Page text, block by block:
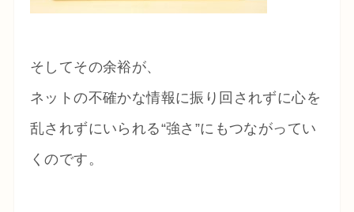
そしてその余裕が、
ネットの不確かな情報に振り回されずに心を
乱されずにいられる“強さ”にもつながってい
くのです。